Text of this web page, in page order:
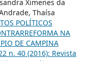
Ximenes da
Thaísa
POLÍTICOS
NA
DE CAMPINA
n. 40 (2016): Revista